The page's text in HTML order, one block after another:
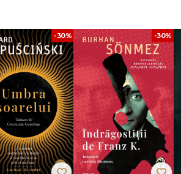
într-o carte cum rareori ne e dat să citim.“ -
la revolta de la Varșovia și, după reprimarea
-30% -30%